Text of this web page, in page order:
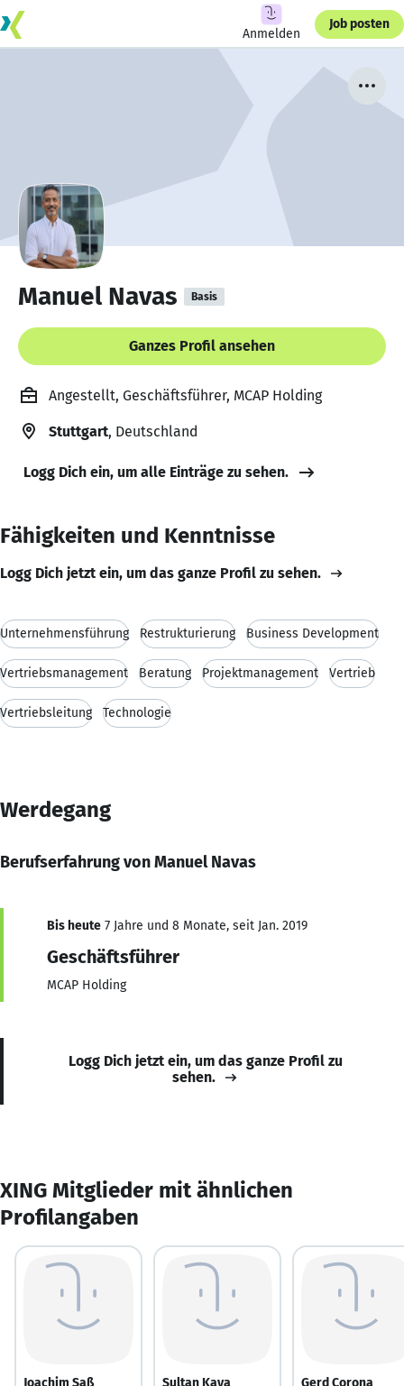
Anmelden
Job posten
Manuel Navas Basis
Ganzes Profil ansehen
Angestellt, Geschäftsführer, MCAP Holding
Stuttgart, Deutschland
Logg Dich ein, um alle Einträge zu sehen.
Fähigkeiten und Kenntnisse
Logg Dich jetzt ein, um das ganze Profil zu sehen.
Unternehmensführung Restrukturierung Business Development
Vertriebsmanagement Beratung Projektmanagement Vertrieb
Vertriebsleitung Technologie
Werdegang
Berufserfahrung von Manuel Navas
Bis heute 7 Jahre und 8 Monate, seit Jan. 2019
Geschäftsführer
MCAP Holding
Logg Dich jetzt ein, um das ganze Profil zu
sehen.
XING Mitglieder mit ähnlichen
Profilangaben
Joachim Saß Sultan Kaya Gerd Corona